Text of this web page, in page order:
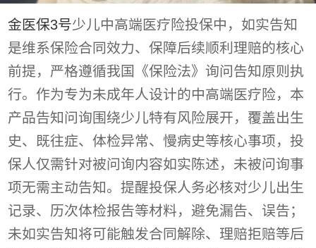
金医保3号少儿中高端医疗险投保中，如实告知
是维系保险合同效力、保障后续顺利理赔的核心
前提，严格遵循我国《保险法》询问告知原则执
行。作为专为未成年人设计的中高端医疗险，本
产品告知问询围绕少儿特有风险展开，覆盖出生
史、既往症、体检异常、慢病史等核心事项，投
保人仅需针对被问询内容如实陈述，未被问询事
项无需主动告知。提醒投保人务必核对少儿出生
记录、历次体检报告等材料，避免漏告、误告；
未如实告知将可能触发合同解除、理赔拒赔等后